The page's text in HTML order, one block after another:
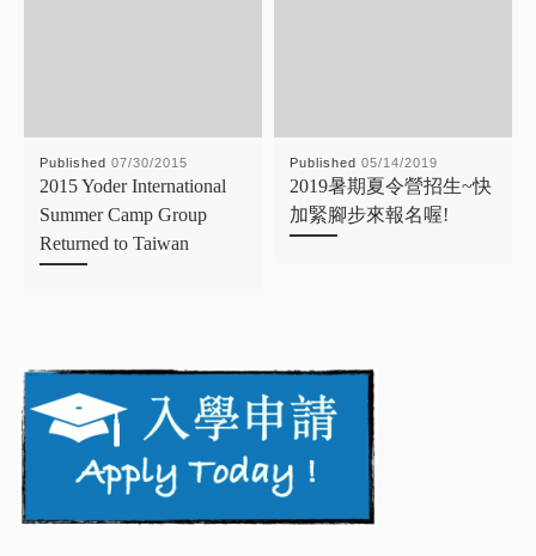
Published 07/30/2015
2015 Yoder International
Summer Camp Group
Returned to Taiwan
Published 05/14/2019
2019暑期夏令營招生~快
加緊腳步來報名喔!